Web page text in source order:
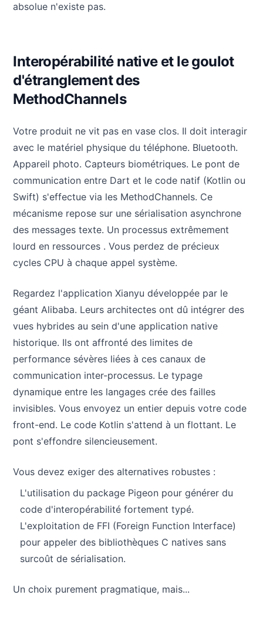
absolue n'existe pas.
Interopérabilité native et le goulot
d'étranglement des
MethodChannels
Votre produit ne vit pas en vase clos. Il doit interagir
avec le matériel physique du téléphone. Bluetooth.
Appareil photo. Capteurs biométriques. Le pont de
communication entre Dart et le code natif (Kotlin ou
Swift) s'effectue via les MethodChannels. Ce
mécanisme repose sur une sérialisation asynchrone
des messages texte. Un processus extrêmement
lourd en ressources . Vous perdez de précieux
cycles CPU à chaque appel système.
Regardez l'application Xianyu développée par le
géant Alibaba. Leurs architectes ont dû intégrer des
vues hybrides au sein d'une application native
historique. Ils ont affronté des limites de
performance sévères liées à ces canaux de
communication inter-processus. Le typage
dynamique entre les langages crée des failles
invisibles. Vous envoyez un entier depuis votre code
front-end. Le code Kotlin s'attend à un flottant. Le
pont s'effondre silencieusement.
Vous devez exiger des alternatives robustes :
L'utilisation du package Pigeon pour générer du
code d'interopérabilité fortement typé.
L'exploitation de FFI (Foreign Function Interface)
pour appeler des bibliothèques C natives sans
surcoût de sérialisation.
Un choix purement pragmatique, mais...